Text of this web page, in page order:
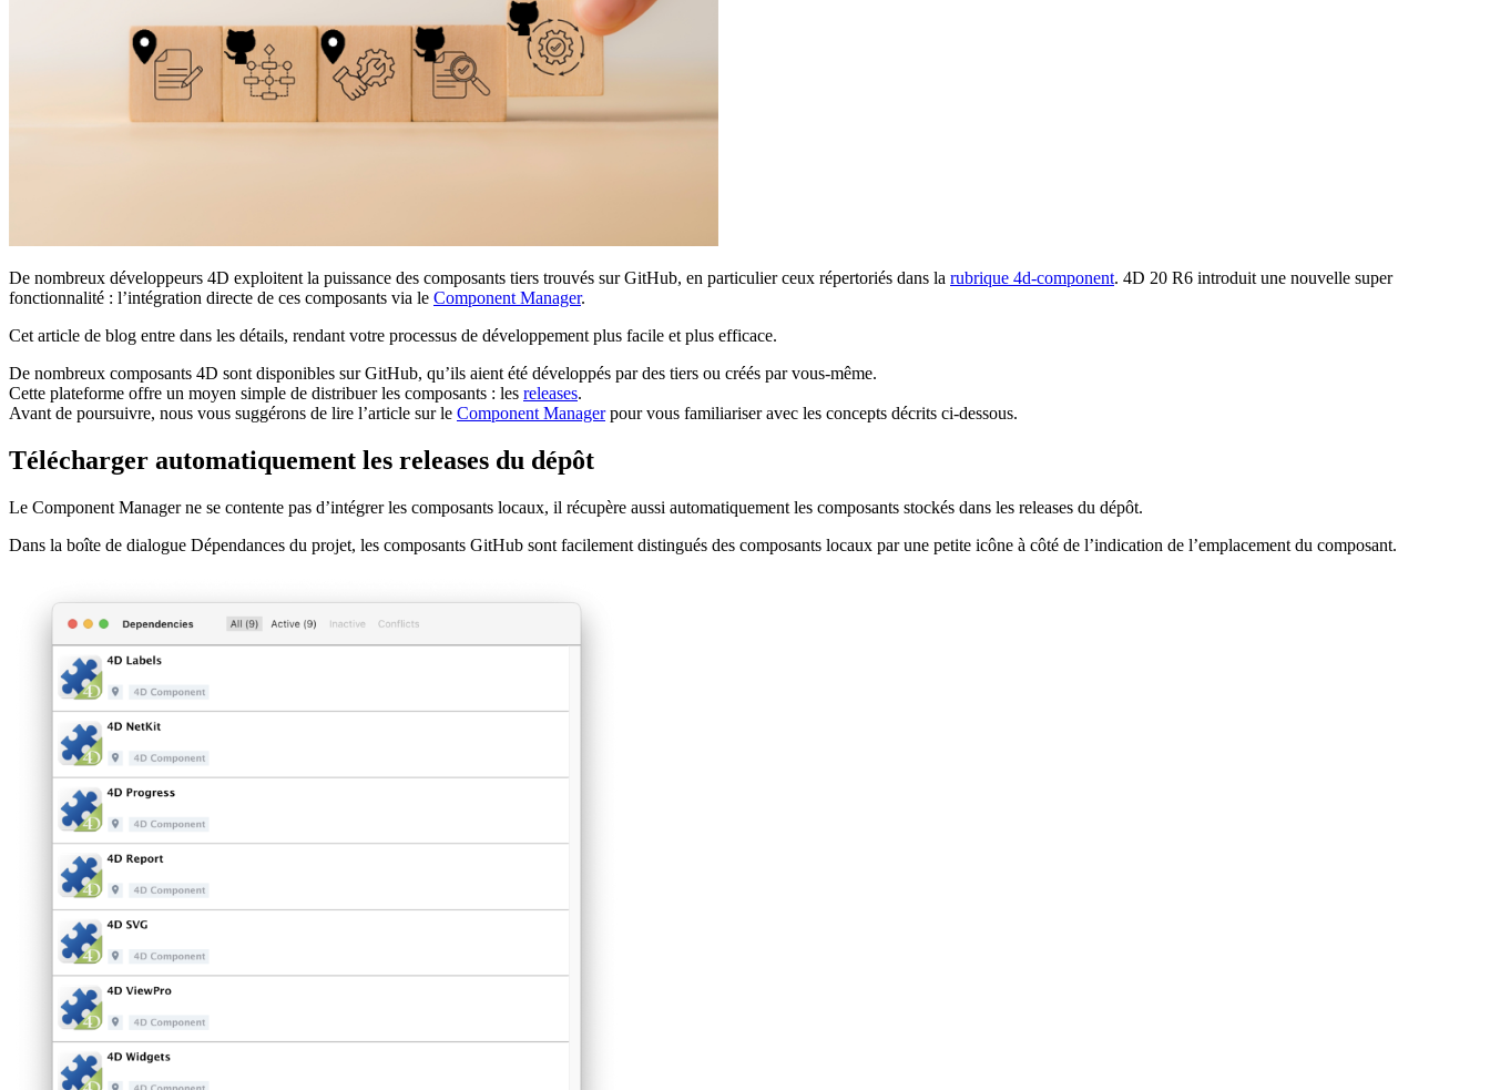
De nombreux développeurs 4D exploitent la puissance des composants tiers trouvés sur GitHub, en particulier ceux répertoriés dans la rubrique 4d-component. 4D 20 R6 introduit une nouvelle super
fonctionnalité : l’intégration directe de ces composants via le Component Manager.
Cet article de blog entre dans les détails, rendant votre processus de développement plus facile et plus efficace.
De nombreux composants 4D sont disponibles sur GitHub, qu’ils aient été développés par des tiers ou créés par vous-même.
Cette plateforme offre un moyen simple de distribuer les composants : les releases.
Avant de poursuivre, nous vous suggérons de lire l’article sur le Component Managerpour vous familiariser avec les concepts décrits ci-dessous.
Télécharger automatiquement les releases du dépôt
Le Component Manager ne se contente pas d’intégrer les composants locaux, il récupère aussi automatiquement les composants stockés dans les releases du dépôt.
Dans la boîte de dialogue Dépendances du projet, les composants GitHub sont facilement distingués des composants locaux par une petite icône à côté de l’indication de l’emplacement du composant.